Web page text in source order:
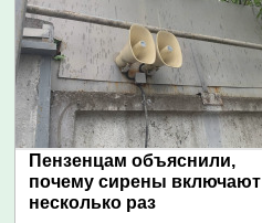
Пензенцам объяснили,
почему сирены включают
несколько раз